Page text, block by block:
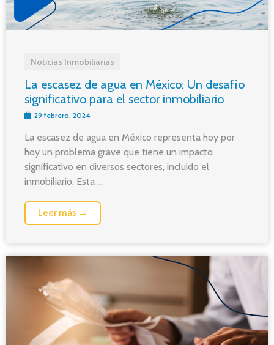
Noticias Inmobiliarias
La escasez de agua en México: Un desafío
significativo para el sector inmobiliario
29 febrero, 2024
La escasez de agua en México representa hoy por
hoy un problema grave que tiene un impacto
significativo en diversos sectores, incluido el
inmobiliario. Esta ...
Leer más →